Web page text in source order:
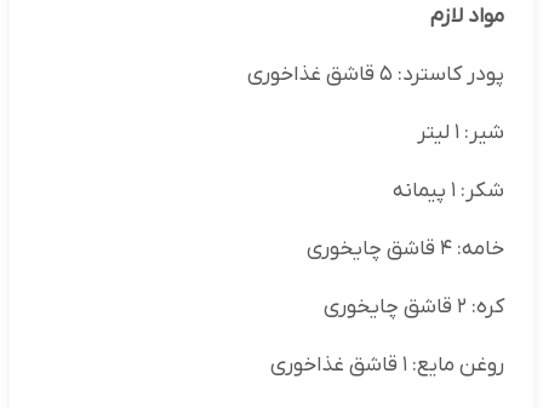
مواد لازم
پودر کاسترد: ۵ قاشق غذاخوری
شیر: ۱ لیتر
شکر: ۱ پیمانه
خامه: ۴ قاشق چایخوری
کره: ۲ قاشق چایخوری
روغن مایع: ۱ قاشق غذاخوری